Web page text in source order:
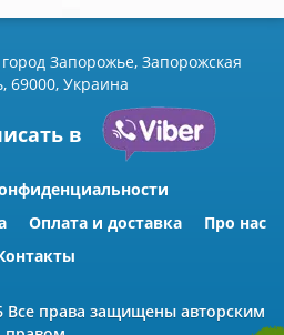
Запорожье, Запорожская
69000, Украина
в
Оплата и доставка
Про нас
Всe права защищены авторским